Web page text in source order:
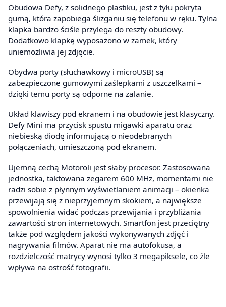
Obudowa Defy, z solidnego plastiku, jest z tyłu pokryta
gumą, która zapobiega ślizganiu się telefonu w ręku. Tylna
klapka bardzo ściśle przylega do reszty obudowy.
Dodatkowo klapkę wyposażono w zamek, który
uniemożliwia jej zdjęcie.
Obydwa porty (słuchawkowy i microUSB) są
zabezpieczone gumowymi zaślepkami z uszczelkami –
dzięki temu porty są odporne na zalanie.
Układ klawiszy pod ekranem i na obudowie jest klasyczny.
Defy Mini ma przycisk spustu migawki aparatu oraz
niebieską diodę informującą o nieodebranych
połączeniach, umieszczoną pod ekranem.
Ujemną cechą Motoroli jest słaby procesor. Zastosowana
jednostka, taktowana zegarem 600 MHz, momentami nie
radzi sobie z płynnym wyświetlaniem animacji – okienka
przewijają się z nieprzyjemnym skokiem, a największe
spowolnienia widać podczas przewijania i przybliżania
zawartości stron internetowych. Smartfon jest przeciętny
także pod względem jakości wykonywanych zdjęć i
nagrywania filmów. Aparat nie ma autofokusa, a
rozdzielczość matrycy wynosi tylko 3 megapiksele, co źle
wpływa na ostrość fotografii.